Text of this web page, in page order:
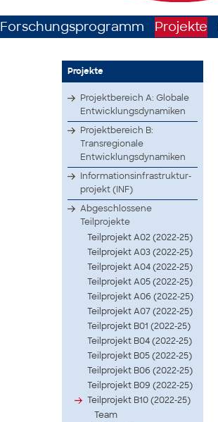
Forschungsprogramm Projekte
Projekte
Projektbereich A: Globale
Entwicklungsdynamiken
Projektbereich B:
Transregionale
Entwicklungsdynamiken
Infor­matio­nsinf­rastr­uktur­
proje­kt (INF)
Abgeschlossene
Teilprojekte
Teilprojekt A02 (2022-25)
Teilprojekt A03 (2022-25)
Teilprojekt A04 (2022-25)
Teilprojekt A05 (2022-25)
Teilprojekt A06 (2022-25)
Teilprojekt A07 (2022-25)
Teilprojekt B01 (2022-25)
Teilprojekt B04 (2022-25)
Teilprojekt B05 (2022-25)
Teilprojekt B06 (2022-25)
Teilprojekt B09 (2022-25)
Teilprojekt B10 (2022-25)
Team